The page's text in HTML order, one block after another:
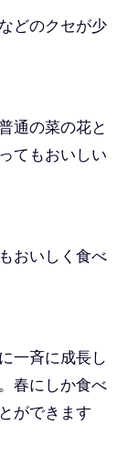
どのクセが少
通の菜の花と
てもおいしい
おいしく食べ
一斉に成長し
春にしか食べ
ができます